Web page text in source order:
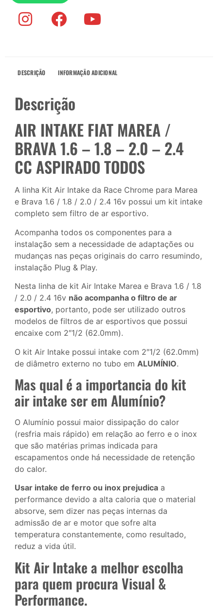
DESCRIÇÃO INFORMAÇÃO ADICIONAL
Descrição
AIR INTAKE FIAT MAREA /
BRAVA 1.6 – 1.8 – 2.0 – 2.4
CC ASPIRADO TODOS
A linha Kit Air Intake da Race Chrome para Marea
e Brava 1.6 / 1.8 / 2.0 / 2.4 16v possui um kit intake
completo sem filtro de ar esportivo.
Acompanha todos os componentes para a
instalação sem a necessidade de adaptações ou
mudanças nas peças originais do carro resumindo,
instalação Plug & Play.
Nesta linha de kit Air Intake Marea e Brava 1.6 / 1.8
/ 2.0 / 2.4 16v não acompanha o filtro de ar
esportivo, portanto, pode ser utilizado outros
modelos de filtros de ar esportivos que possui
encaixe com 2″1/2 (62.0mm).
O kit Air Intake possui intake com 2″1/2 (62.0mm)
de diâmetro externo no tubo em ALUMÍNIO.
Mas qual é a importancia do kit
air intake ser em Alumínio?
O Alumínio possui maior dissipação do calor
(resfria mais rápido) em relação ao ferro e o inox
que são matérias primas indicada para
escapamentos onde há necessidade de retenção
do calor.
Usar intake de ferro ou inox prejudica a
performance devido a alta caloria que o material
absorve, sem dizer nas peças internas da
admissão de ar e motor que sofre alta
temperatura constantemente, como resultado,
reduz a vida útil.
Kit Air Intake a melhor escolha
para quem procura Visual &
Performance.